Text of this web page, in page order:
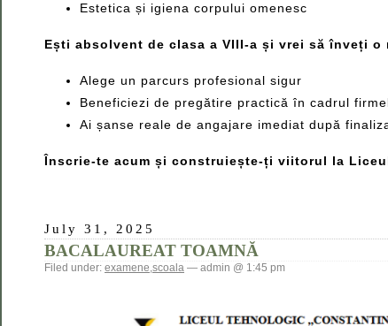
Estetica și igiena corpului omenesc
Ești absolvent de clasa a VIII-a și vrei să înveți o
Alege un parcurs profesional sigur
Beneficiezi de pregătire practică în cadrul
Ai șanse reale de angajare imediat după
Înscrie-te acum și construiește-ți viitorul la
July 31, 2025
BACALAUREAT TOAMNĂ
Filed under: examene scoala — admin @ 1:45 pm